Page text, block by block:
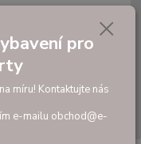
Hledat
0,00 Kč
pro
míru! Kontaktujte nás
e-mailu obchod@e-